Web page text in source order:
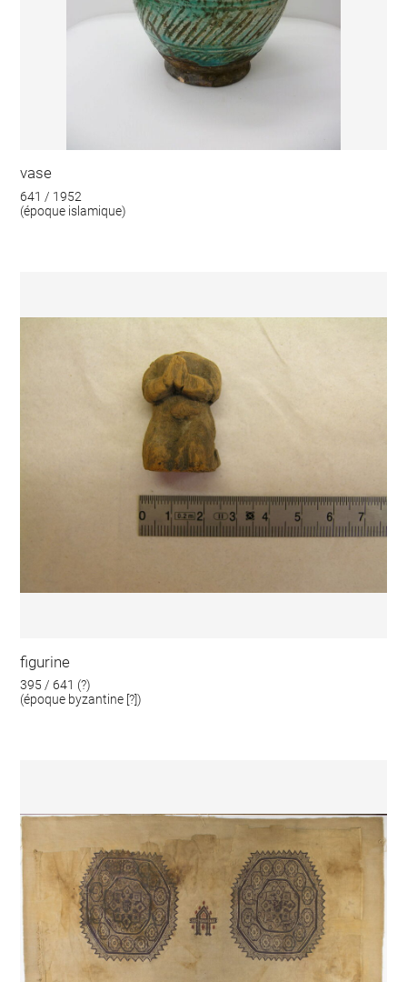
vase
641 / 1952
(époque islamique)
figurine
395 / 641 (?)
(époque byzantine [?])